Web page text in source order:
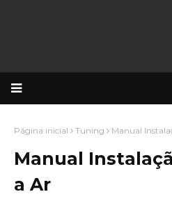
Página inicial Tuning Manual
Manual
a Ar